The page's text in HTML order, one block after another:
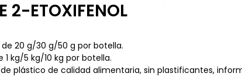
2-ETOXIFENOL
20 g/30 g/50 g por botella.
kg/5 kg/10 kg por botella.
plástico de calidad alimentaria, sin plastificantes,